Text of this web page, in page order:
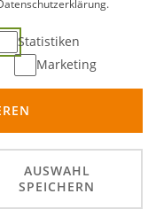
Statistiken
Marketing
AUSWAHL
SPEICHERN